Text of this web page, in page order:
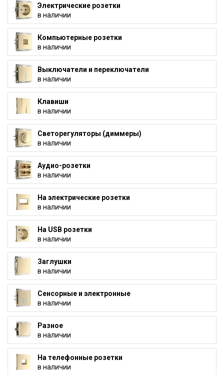
Электрические розетки
в наличии
Компьютерные розетки
в наличии
Выключатели и переключатели
в наличии
Клавиши
в наличии
Светорегуляторы (диммеры)
в наличии
Аудио-розетки
в наличии
На электрические розетки
в наличии
На USB розетки
в наличии
Заглушки
в наличии
Сенсорные и электронные
в наличии
Разное
в наличии
На телефонные розетки
в наличии